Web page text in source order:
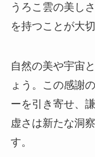
うろこ雲の美し
を持つことが大切
自然の美や宇宙
ょう。この感謝
ーを引き寄せ、
虚さは新たな洞
す。